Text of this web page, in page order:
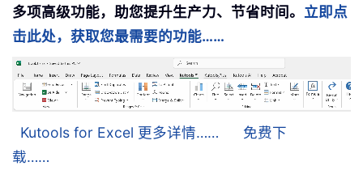
多项高级功能，助您提升生产力、节省时间。 立即点
击此处，获取您最需要的功能……
Kutools for Excel 更多详情……
免费下
载……